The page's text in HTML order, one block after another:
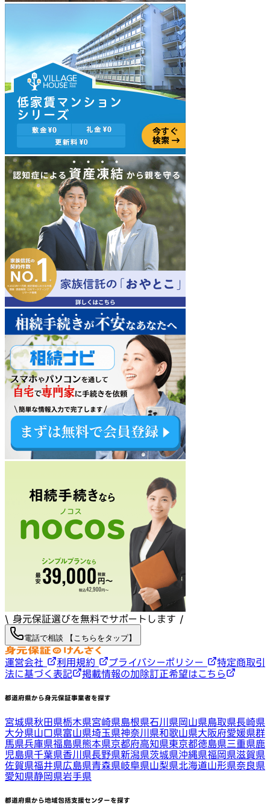
\ 身元保証選びを無料でサポートします /
電話で相談 【こちらをタップ】
運営会社 利用規約 プライバシーポリシー
特定商取引
法に基づく表記
掲載情報の加除訂正希望はこちら
都道府県から身元保証事業者を探す
宮城県秋田県栃木県宮崎県島根県石川県岡山県鳥取県長崎県
大分県山口県富山県埼玉県神奈川県和歌山県大阪府愛媛県群
馬県兵庫県福島県熊本県京都府高知県東京都徳島県三重県鹿
児島県千葉県香川県長野県新潟県茨城県沖縄県福岡県滋賀県
佐賀県福井県広島県青森県岐阜県山梨県北海道山形県奈良県
愛知県静岡県岩手県
都道府県から地域包括支援センターを探す